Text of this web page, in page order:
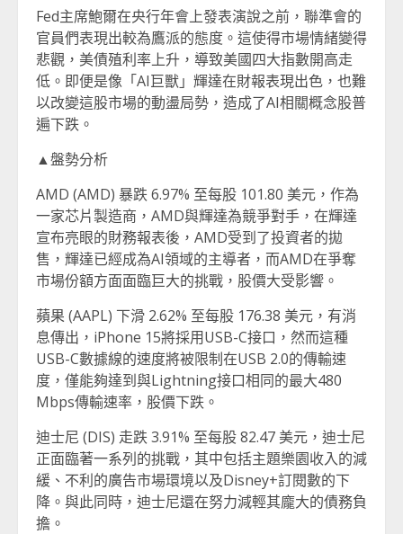
Fed主席鮑爾在央行年會上發表演說之前，聯準會的
官員們表現出較為鷹派的態度。這使得市場情緒變得
悲觀，美債殖利率上升，導致美國四大指數開高走
低。即便是像「AI巨獸」輝達在財報表現出色，也難
以改變這股市場的動盪局勢，造成了AI相關概念股普
遍下跌。
▲盤勢分析
AMD (AMD) 暴跌 6.97% 至每股 101.80 美元，作為
一家芯片製造商，AMD與輝達為競爭對手，在輝達
宣布亮眼的財務報表後，AMD受到了投資者的拋
售，輝達已經成為AI領域的主導者，而AMD在爭奪
市場份額方面面臨巨大的挑戰，股價大受影響。
蘋果 (AAPL) 下滑 2.62% 至每股 176.38 美元，有消
息傳出，iPhone 15將採用USB-C接口，然而這種
USB-C數據線的速度將被限制在USB 2.0的傳輸速
度，僅能夠達到與Lightning接口相同的最大480
Mbps傳輸速率，股價下跌。
迪士尼 (DIS) 走跌 3.91% 至每股 82.47 美元，迪士尼
正面臨著一系列的挑戰，其中包括主題樂園收入的減
緩、不利的廣告市場環境以及Disney+訂閱數的下
降。與此同時，迪士尼還在努力減輕其龐大的債務負
擔。